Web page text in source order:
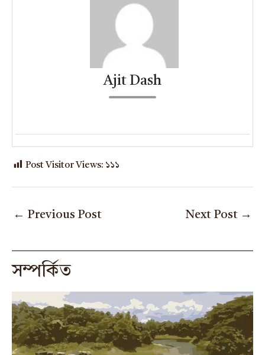
Ajit Dash
Post Visitor Views: ১১১
← Previous Post Next Post →
সম্পর্কিত